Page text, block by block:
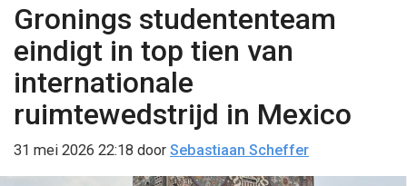
Gronings studententeam
eindigt in top tien van
internationale
ruimtewedstrijd in Mexico
31 mei 2026 22:18 door Sebastiaan Scheffer